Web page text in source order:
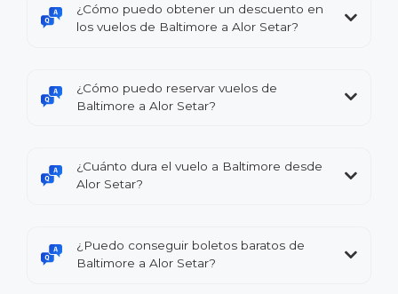
¿Cómo puedo obtener un descuento en
los vuelos de Baltimore a Alor Setar?
¿Cómo puedo reservar vuelos de
Baltimore a Alor Setar?
¿Cuánto dura el vuelo a Baltimore desde
Alor Setar?
¿Puedo conseguir boletos baratos de
Baltimore a Alor Setar?